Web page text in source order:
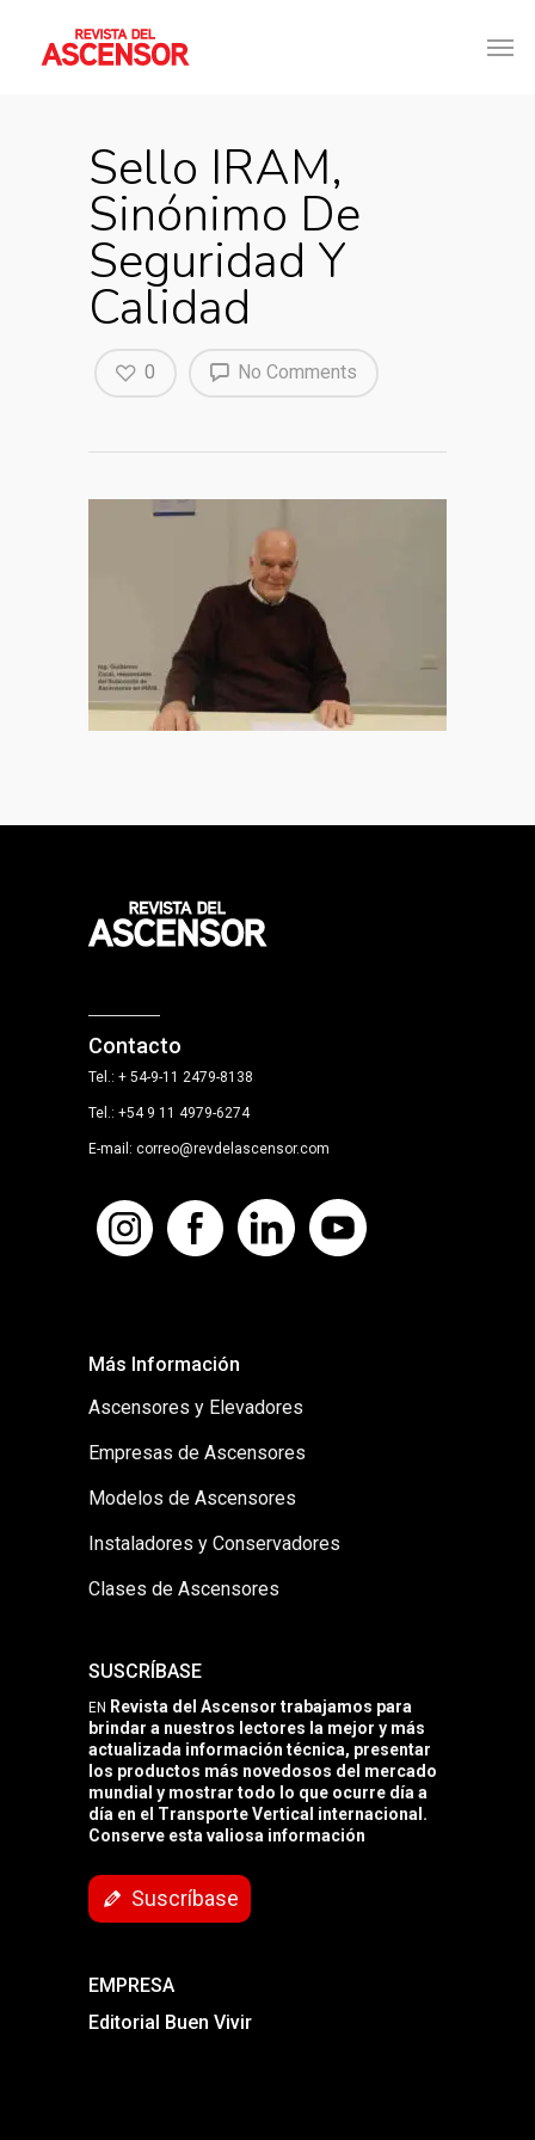
Sello IRAM,
Sinónimo De
Seguridad Y
Calidad
No Comments
0
Contacto
Tel.: + 54-9-11 2479-8138
Tel.: +54 9 11 4979-6274
E-mail: correo@revdelascensor.com
Más Información
Ascensores y Elevadores
Empresas de Ascensores
Modelos de Ascensores
Instaladores y Conservadores
Clases de Ascensores
SUSCRÍBASE
EN Revista del Ascensor trabajamos para
brindar a nuestros lectores la mejor y más
actualizada información técnica, presentar
los productos más novedosos del mercado
mundial y mostrar todo lo que ocurre día a
día en el Transporte Vertical internacional.
Conserve esta valiosa información
Suscríbase
EMPRESA
Editorial Buen Vivir